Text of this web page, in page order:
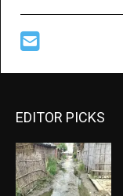
EDITOR PICKS